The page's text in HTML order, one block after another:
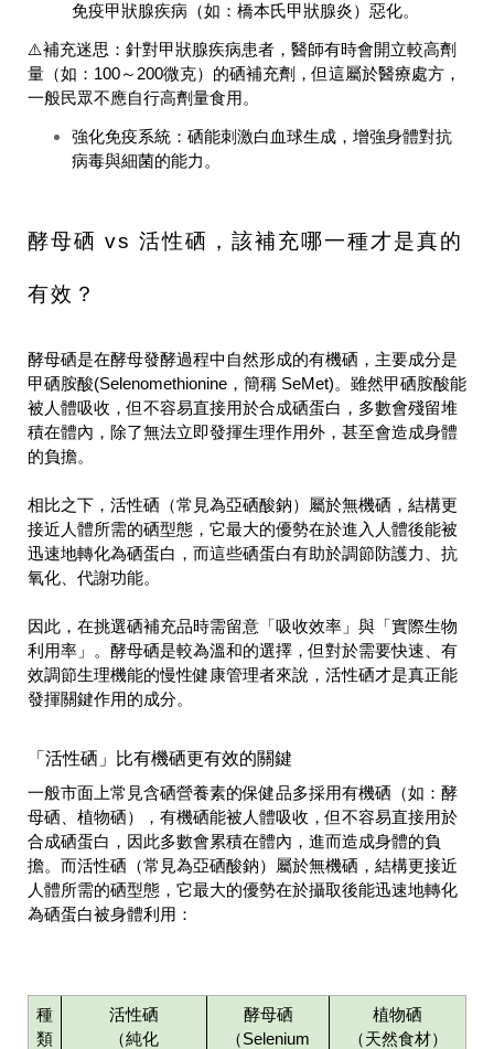
免疫甲狀腺疾病（如：橋本氏甲狀腺炎）惡化。
⚠️補充迷思： 針對甲狀腺疾病患者，醫師有時會開立較高劑
量（如：100～200微克）的硒補充劑，但這屬於醫療處方，
一般民眾不應自行高劑量食用。
強化免疫系統： 硒能刺激白血球生成，增強身體對抗
病毒與細菌的能力。
酵母硒 vs 活性硒，該補充哪一種才是真的
有效？
酵母硒是在酵母發酵過程中自然形成的有機硒，主要成分是
甲硒胺酸(Selenomethionine，簡稱 SeMet)。雖然甲硒胺酸能
被人體吸收，但不容易直接用於合成硒蛋白，多數會殘留堆
積在體內，除了無法立即發揮生理作用外，甚至會造成身體
的負擔。
相比之下，活性硒（常見為亞硒酸鈉）屬於無機硒，結構更
接近人體所需的硒型態，它最大的優勢在於進入人體後能被
迅速地轉化為硒蛋白，而這些硒蛋白有助於調節防護力、抗
氧化、代謝功能。
因此，在挑選硒補充品時需留意「吸收效率」與「實際生物
利用率」。酵母硒是較為溫和的選擇，但對於需要快速、有
效調節生理機能的慢性健康管理者來說，活性硒才是真正能
發揮關鍵作用的成分。
「活性硒」比有機硒更有效的關鍵
一般市面上常見含硒營養素的保健品多採用有機硒（如：酵
母硒、植物硒），有機硒能被人體吸收，但不容易直接用於
合成硒蛋白，因此多數會累積在體內，進而造成身體的負
擔。而活性硒（常見為亞硒酸鈉）屬於無機硒，結構更接近
人體所需的硒型態，它最大的優勢在於攝取後能迅速地轉化
為硒蛋白被身體利用：
種
類
活性硒
（純化
酵母硒
（Selenium
植物硒
（天然食材）